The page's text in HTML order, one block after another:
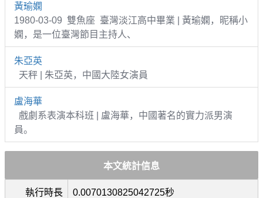
黃瑜嫻
1980-03-09 雙魚座 臺灣淡江高中畢業 | 黃瑜嫻，昵稱小
嫻，是一位臺灣節目主持人、
朱亞英
天秤 | 朱亞英，中國大陸女演員
盧海華
戲劇系表演本科班 | 盧海華，中國著名的實力派男演
員。
本文統計信息
執行時長 0.0070130825042725秒